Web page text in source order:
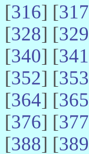
[316] [317
[328] [329
[340] [341
[352] [353
[364] [365
[376] [377
[388] [389